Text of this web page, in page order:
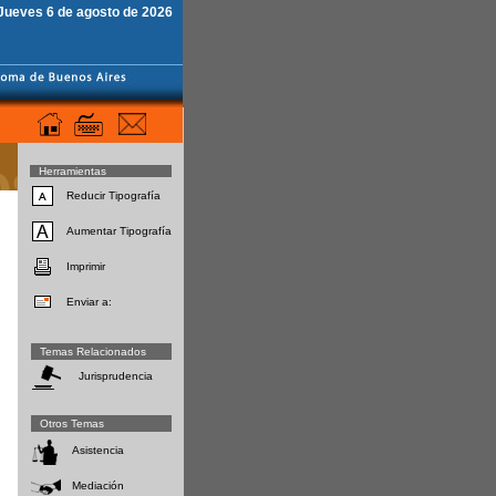
6 de agosto de 2026
Herramientas
Reducir Tipografía
Aumentar Tipografía
Imprimir
Enviar a:
Temas Relacionados
Jurisprudencia
Otros Temas
Asistencia
Mediación